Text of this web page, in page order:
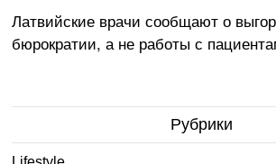
Латвийские врачи сообщают о
бюрократии, а не работы с
Рубрики